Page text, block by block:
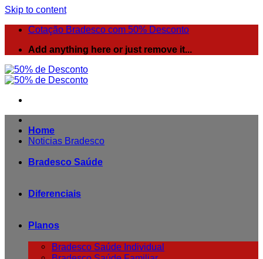
Skip to content
Cotação Bradesco com 50% Desconto
Add anything here or just remove it...
Noticias Bradesco
Home
Bradesco Saúde
Diferenciais
Planos
Bradesco Saúde Individual